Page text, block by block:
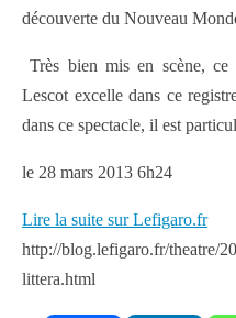
découverte du Nouveau
Très bien mis en scène,
Lescot excelle dans ce
dans ce spectacle, il est
le 28 mars 2013 6h24
Lire la suite sur Lefigaro.fr
http://blog.lefigaro.fr/theatre/
littera.html